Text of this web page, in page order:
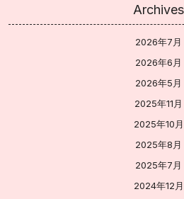
Archives
2026年7月
2026年6月
2026年5月
2025年11月
2025年10月
2025年8月
2025年7月
2024年12月